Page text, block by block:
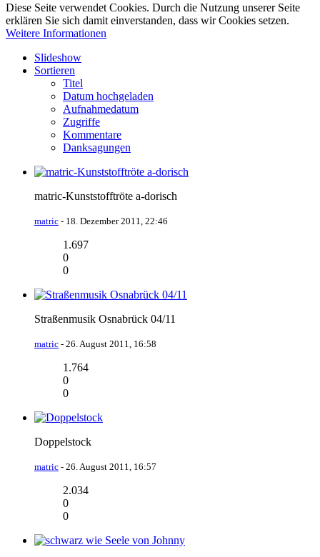
Diese Seite verwendet Cookies. Durch die Nutzung unserer Seite
erklären Sie sich damit einverstanden, dass wir Cookies setzen.
Weitere Informationen
Slideshow
Sortieren
Titel
Datum hochgeladen
Aufnahmedatum
Zugriffe
Kommentare
Danksagungen
matric-Kunststofftröte a-dorisch
matric - 18. Dezember 2011, 22:46
1.697
0
0
Straßenmusik Osnabrück 04/11
matric - 26. August 2011, 16:58
1.764
0
0
Doppelstock
matric - 26. August 2011, 16:57
2.034
0
0